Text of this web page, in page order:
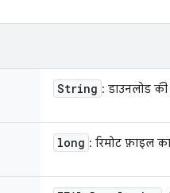
String : डाउनलोड
long : रिमोट फ़ाइल